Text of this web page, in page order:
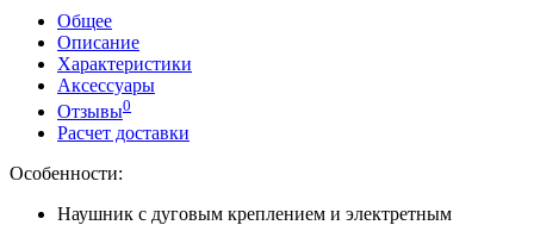
Общее
Описание
Характеристики
Аксессуары
Отзывы0
Расчет доставки
Особенности:
Наушник с дуговым креплением и электретным